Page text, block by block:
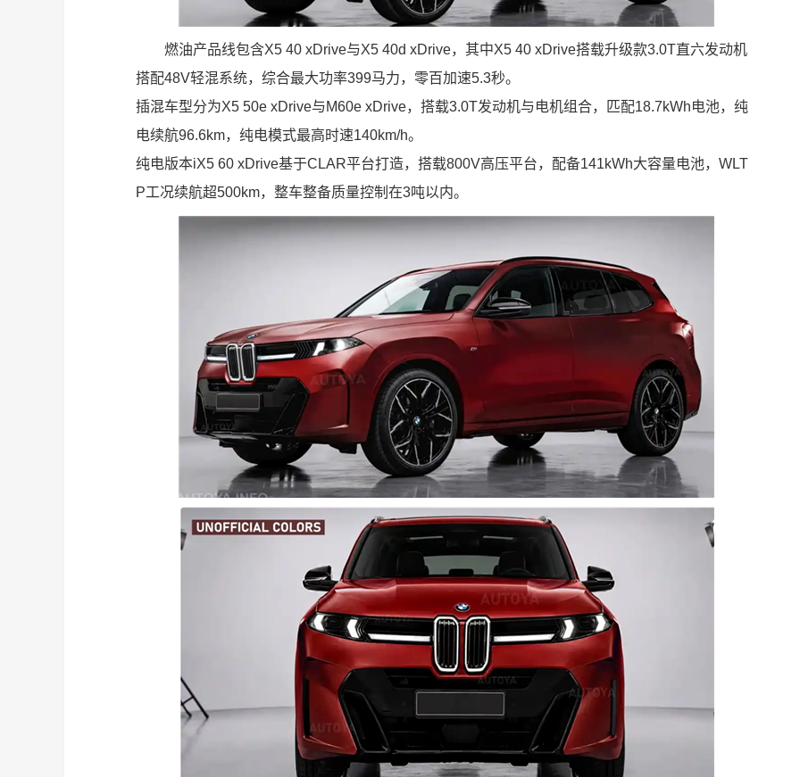
燃油产品线包含X5 40 xDrive与X5 40d xDrive，其中X5 40 xDrive搭载升级款3.0T直六发动机
搭配48V轻混系统，综合最大功率399马力，零百加速5.3秒。
插混车型分为X5 50e xDrive与M60e xDrive，搭载3.0T发动机与电机组合，匹配18.7kWh电池，纯
电续航96.6km，纯电模式最高时速140km/h。
纯电版本iX5 60 xDrive基于CLAR平台打造，搭载800V高压平台，配备141kWh大容量电池，WLT
P工况续航超500km，整车整备质量控制在3吨以内。